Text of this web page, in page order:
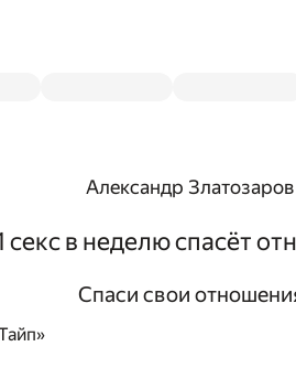
Александр Златозаров
секс в неделю спасёт
Спаси свои